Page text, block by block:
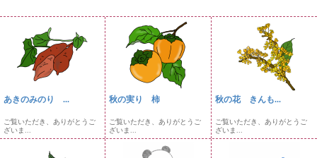
あきのみのり ...
ご覧いただき、ありがとうご
ざいま...
秋の実り 柿
ご覧いただき、ありがとうご
ざいま...
秋の花 きんも...
ご覧いただき、ありがとうご
ざいま...